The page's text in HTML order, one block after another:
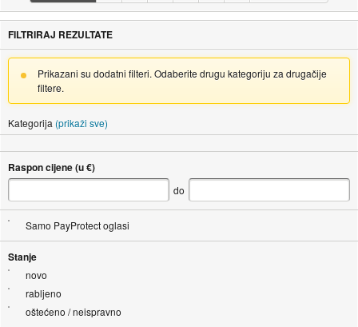
FILTRIRAJ REZULTATE
Prikazani su dodatni filteri. Odaberite drugu kategoriju za drugačije
filtere.
Kategorija (prikaži sve)
Raspon cijene (u €)
do
Samo PayProtect oglasi
Stanje
novo
rabljeno
oštećeno / neispravno